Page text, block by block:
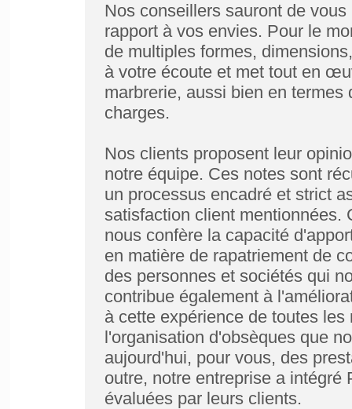
Nos conseillers sauront de
rapport à vos envies. Pour le
de multiples formes,
à votre écoute et met tout en
marbrerie, aussi bien en
charges.
Nos clients proposent leur
notre équipe. Ces notes sont
un processus encadré et strict
satisfaction client mentionnées.
nous confère la capacité
en matière de rapatriement de
des personnes et sociétés qui
contribue également à
à cette expérience de toutes
l'organisation d'obsèques que
aujourd'hui, pour vous, des
outre, notre entreprise a
évaluées par leurs clients.